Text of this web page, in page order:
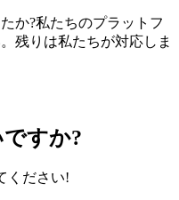
か?私たちのプラットフ
残りは私たちが対応しま
すか?
ください!